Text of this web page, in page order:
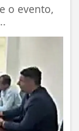
o evento,